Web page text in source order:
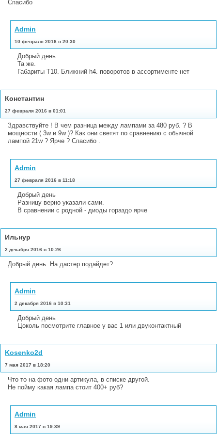
Спасибо
Admin
10 февраля 2016 в 20:30
Добрый день
Та же.
Габариты T10. Ближний h4. поворотов в ассортименте нет
Константин
27 февраля 2016 в 01:01
Здравствуйте ! В чем разница между лампами за 480 руб. ? В
мощности ( 3w и 9w )? Как они светят по сравнению с обычной
лампой 21w ? Ярче ? Спасибо .
Admin
27 февраля 2016 в 11:18
Добрый день
Разницу верно указали сами.
В сравнении с родной - диоды гораздо ярче
Ильнур
2 декабря 2016 в 10:26
Добрый день. На дастер подайдет?
Admin
2 декабря 2016 в 10:31
Добрый день
Цоколь посмотрите главное у вас 1 или двуконтактный
Kosenko2d
7 мая 2017 в 18:20
Что то на фото одни артикула, в списке другой.
Не пойму какая лампа стоит 400+ руб?
Admin
8 мая 2017 в 19:39